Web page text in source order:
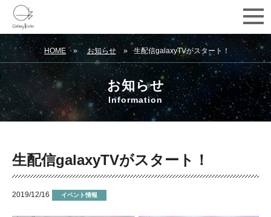
HOME お知らせ 生配信galaxyTVがスタート！
お知らせ
Information
生配信galaxyTVがスタート！
2019/12/16 イベント情報